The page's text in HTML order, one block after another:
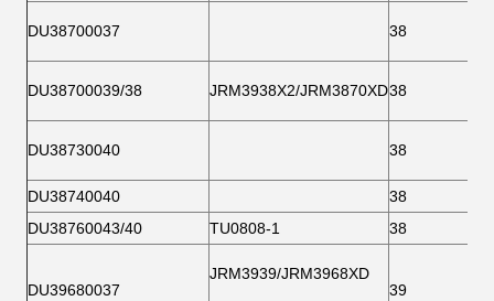
DU38700037 38
DU38700039/38 JRM3938X2/JRM3870XD38
DU38730040 38
DU38740040
38
DU38760043/40
TU0808-1 38
DU39680037
JRM3939/JRM3968XD
39